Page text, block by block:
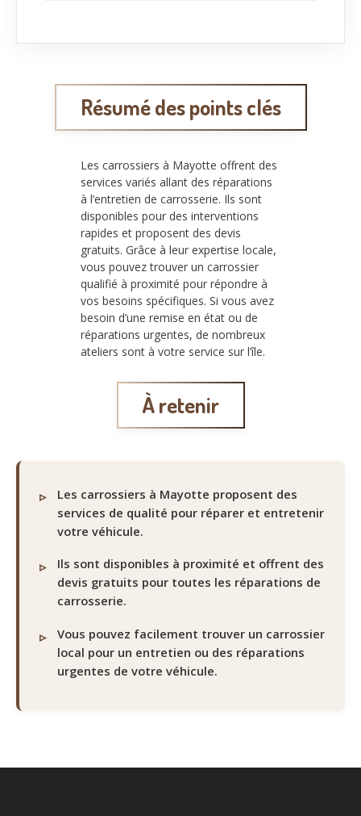
Résumé des points clés
Les carrossiers à Mayotte offrent des
services variés allant des réparations
à l’entretien de carrosserie. Ils sont
disponibles pour des interventions
rapides et proposent des devis
gratuits. Grâce à leur expertise locale,
vous pouvez trouver un carrossier
qualifié à proximité pour répondre à
vos besoins spécifiques. Si vous avez
besoin d’une remise en état ou de
réparations urgentes, de nombreux
ateliers sont à votre service sur l’île.
À retenir
Les carrossiers à Mayotte proposent des
services de qualité pour réparer et entretenir
votre véhicule.
Ils sont disponibles à proximité et offrent des
devis gratuits pour toutes les réparations de
carrosserie.
Vous pouvez facilement trouver un carrossier
local pour un entretien ou des réparations
urgentes de votre véhicule.